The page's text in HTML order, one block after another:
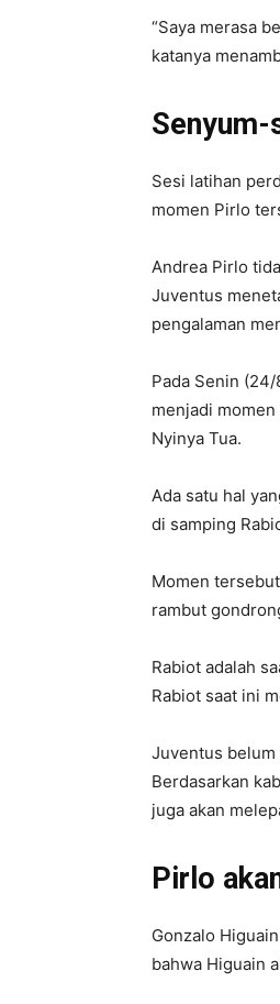
“Saya merasa
katanya
Senyum-
Sesi latihan
momen Pirlo
Andrea Pirlo
Juventus
pengalaman
Pada Senin
menjadi
Nyinya Tua.
Ada satu hal
di samping
Momen
rambut
Rabiot adalah
Rabiot saat ini
Juventus
Berdasarkan
juga akan
Pirlo
Gonzalo
bahwa Higuain